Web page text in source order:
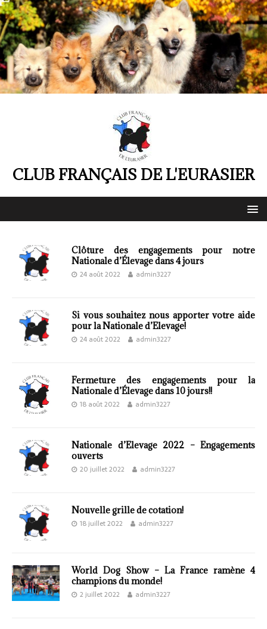
CLUB FRANÇAIS DE L'EURASIER
Clôture des engagements pour notre
Nationale d’Élevage dans 4 jours
24 août 2022 admin3227
Si vous souhaitez nous apporter votre aide
pour la Nationale d’Elevage!
24 août 2022 admin3227
Fermeture des engagements pour la
Nationale d’Élevage dans 10 jours!!
18 août 2022 admin3227
Nationale d’Elevage 2022 – Engagements
ouverts
20 juillet 2022 admin3227
Nouvelle grille de cotation!
18 juillet 2022 admin3227
World Dog Show – La France ramène 4
champions du monde!
2 juillet 2022 admin3227